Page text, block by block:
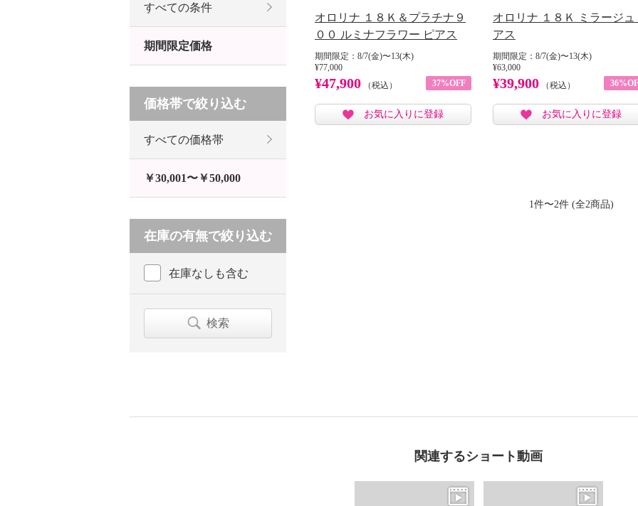
オロリナ １８Ｋ＆プラチナ９
００ ルミナフラワー ピアス
期間限定：8/7(金)〜13(木)
¥77,000
¥47,900 （税込） 37%OFF
お気に入りに登録
オロリナ １８Ｋ ミラージュ
アス
期間限定：8/7(金)〜13(木)
¥63,000
¥39,900 （税込）
お気に入りに登録
1件〜2件 (全2商品)
すべての条件
期間限定価格
価格帯で絞り込む
すべての価格帯
￥30,001〜￥50,000
在庫の有無で絞り込む
在庫なしも含む
検索
関連するショート動画